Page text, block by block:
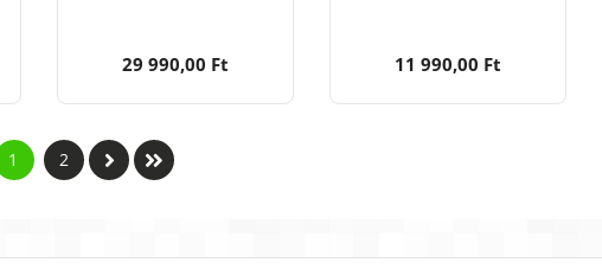
29 990,00 Ft 11 990,00 Ft
1 2